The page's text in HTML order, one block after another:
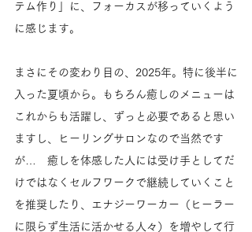
テム作り」に、フォーカスが移っていくよう
に感じます。
まさにその変わり目の、2025年。特に後半に
入った夏頃から。もちろん癒しのメニューは
これからも活躍し、ずっと必要であると思い
ますし、ヒーリングサロンなので当然です
が…　癒しを体感した人には受け手としてだ
けではなくセルフワークで継続していくこと
を推奨したり、エナジーワーカー（ヒーラー
に限らず生活に活かせる人々）を増やして行